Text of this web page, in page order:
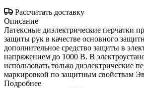
Рассчитать доставку
Описание
Латексные диэлектрические перчатки
защиты рук в качестве основного
дополнительное средство защиты в
напряжением до 1000 В. В
использовать только диэлектрические
маркировкой по защитным свойствам
Подробнее